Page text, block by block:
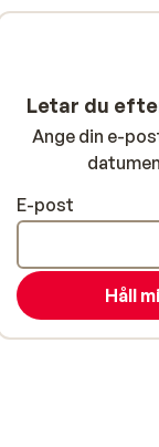
Letar du
Ange din e-
E-post
Håll